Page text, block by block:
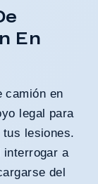
En
camión en
legal para
tus lesiones.
interrogar a
del